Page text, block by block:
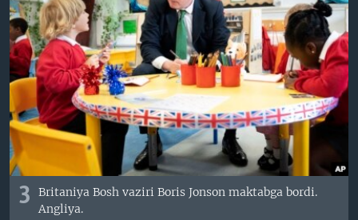
3
Britaniya Bosh vaziri Boris Jonson maktabga bordi.
Angliya.